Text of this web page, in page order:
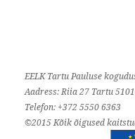
EELK Tartu Pauluse
Aadress: Riia 27 Tartu
Telefon: +372 5550 6363
©2015 Kõik õigused